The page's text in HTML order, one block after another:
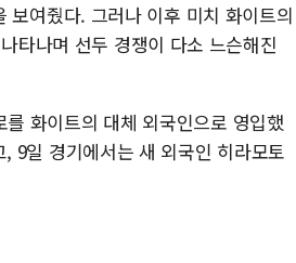
여줬다. 그러나 이후 미치 화이트의
타나며 선두 경쟁이 다소 느슨해진
화이트의 대체 외국인으로 영입했
9일 경기에서는 새 외국인 히라모토